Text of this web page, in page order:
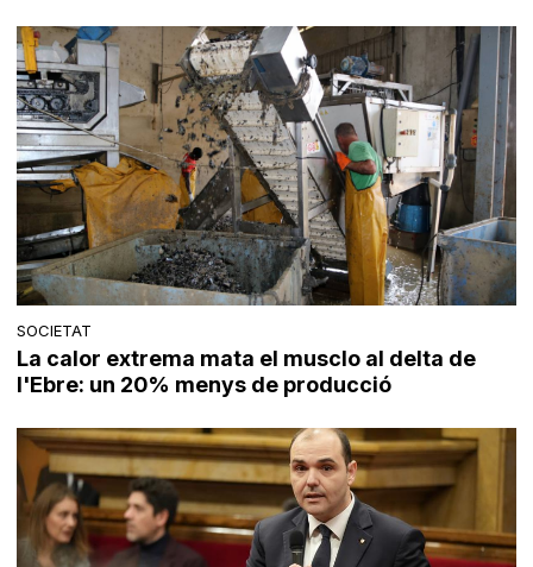
SOCIETAT
La calor extrema mata el musclo al delta de
l'Ebre: un 20% menys de producció